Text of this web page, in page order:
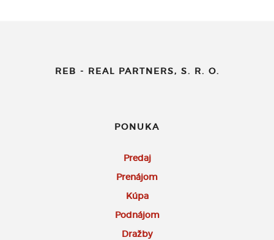
REB - REAL PARTNERS, S. R. O.
PONUKA
Predaj
Prenájom
Kúpa
Podnájom
Dražby